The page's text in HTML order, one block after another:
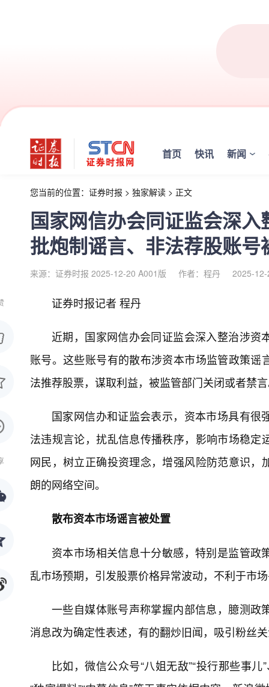
首页 快讯 新闻
您当前的位置： 证券时报 > 独家解读 > 正文
国家网信办会同证监会深
批炮制谣言、非法荐股账号
来源：证券时报 2025-12-20 A001版 作者：程丹 2025-
证券时报记者 程丹
近期，国家网信办会同证监会深入整治涉
账号。这些账号有的散布涉资本市场监管政策
法推荐股票，谋取利益，被监管部门关闭或者禁
国家网信办和证监会表示，资本市场具有
法违规言论，扰乱信息传播秩序，影响市场稳
网民，树立正确投资理念，增强风险防范意识
朗的网络空间。
散布资本市场谣言被处置
资本市场相关信息十分敏感，特别是监管
乱市场预期，引发股票价格异常波动，不利于市
一些自媒体账号声称掌握内部信息，臆测
消息改为确定性表述，有的翻炒旧闻，吸引粉丝
比如，微信公众号“八姐无敌”“投行那些事